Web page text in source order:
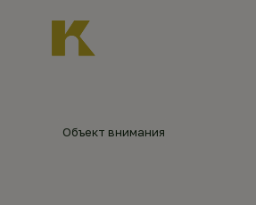
Объект внимания